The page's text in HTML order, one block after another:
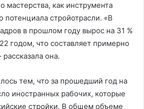
мастерства, как инструмента
потенциала стройотрасли. «В
в прошлом году вырос на 31 %
годом, что составляет примерно
она.
тем, что за прошедший год на
иностранных рабочих, которые
стройки. В общем объеме